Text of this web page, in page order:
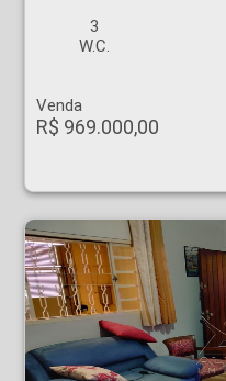
3
W.C.
Venda
R$ 969.000,00